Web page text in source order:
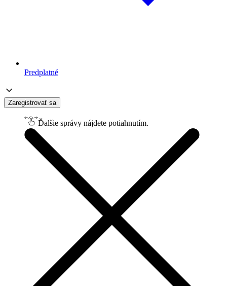
Predplatné
Zaregistrovať sa
Ďalšie správy nájdete potiahnutím.